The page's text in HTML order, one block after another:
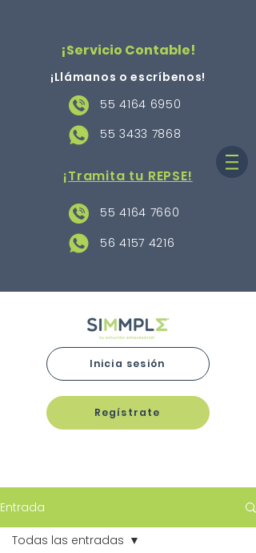
¡Servicio Contable!
¡Llámanos o escríbenos!
55 4164 6950
55 3433 7868
¡Tramita tu REPSE!
55 4164 7660
56 4157 4216
Inicia sesión
Regístrate
Entrada
Todas las entradas